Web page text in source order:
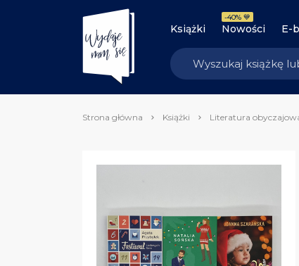
Książki Nowości
-40% 💙
E-
Strona główna Książki Literatura